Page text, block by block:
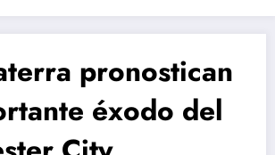
pronostican
éxodo del